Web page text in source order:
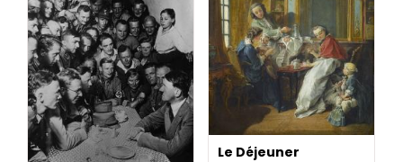
Le Déjeuner